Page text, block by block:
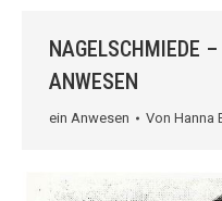
NAGELSCHMIEDE
ANWESEN
ein Anwesen Von Hanna